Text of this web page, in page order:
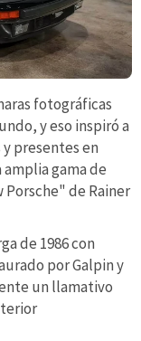
fotográficas
y eso inspiró a
presentes en
gama de
Porsche" de Rainer
de 1986 con
por Galpin y
un llamativo